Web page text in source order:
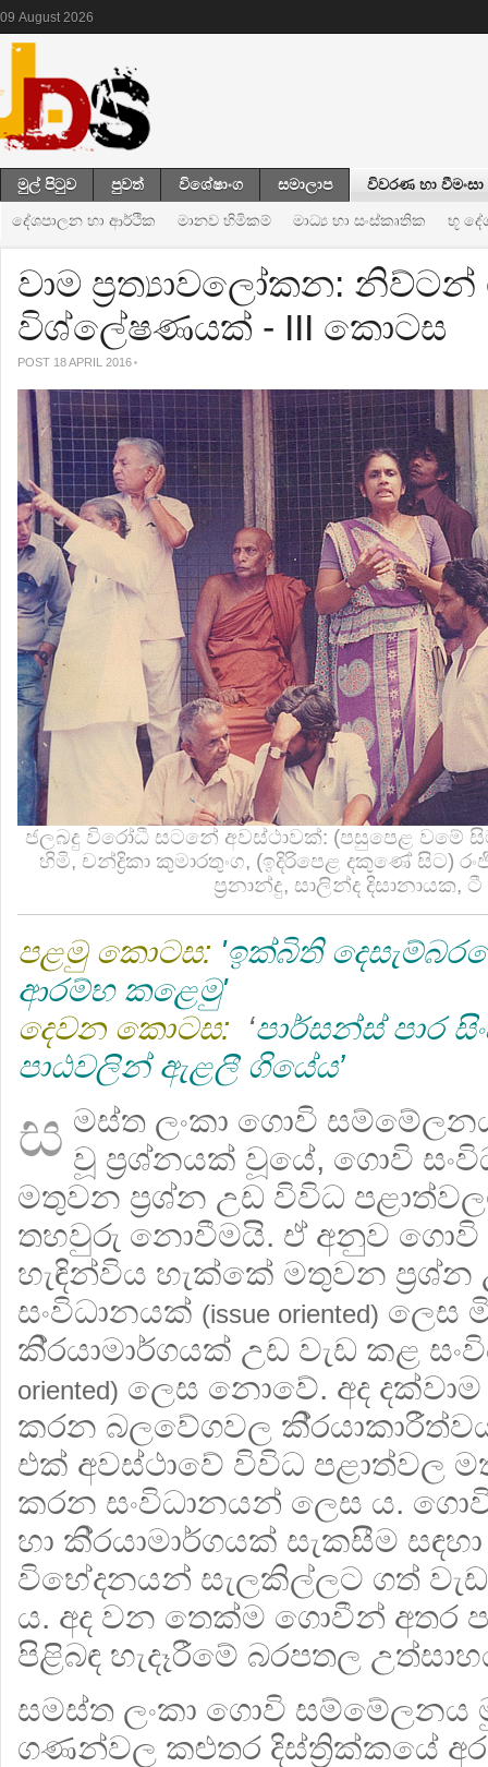
09 August 2026
මුල් පිටුව පුවත් විශේෂාංග සමාලාප විවරණ හා වීමංසා
දේශපාලන හා ආර්ථික මානව හිමිකම් මාධ්‍ය හා සංස්කෘතික භූ
වාම ප්‍රත‍්‍යාවලෝකන:
විශ්ලේෂණයක් - III කොටස
POST 18 APRIL 2016
ජලබදු විරෝධී සටනේ අවස්ථාවක්: (පසුපෙළ වමේ
හිමි, චන්ද්‍රිකා කුමාරතුංග, (ඉදිරිපෙළ දකුණේ සිට)
ප්‍ර‍නාන්දු, සාලින්ද දිසානායක,
පළමු කොටස: 'ඉක්බිති
ආරම්භ කළෙමු'
දෙවන කොටස:
‘පාර්සන්ස් පාර
පාඨවලින් ඇළලී ගියේය’
ස මස්ත ලංකා ගොවි
වූ ප‍්‍රශ්නයක් වූයේ, ගොවි
මතුවන ප‍්‍රශ්න උඩ විවිධ
තහවුරු නොවීමයි. ඒ අනුව ගොවි
හැඳින්විය හැක්කේ මතුවන ප‍්‍රශ්න
සංවිධානයක් (issue oriented) ලෙස
කි‍්‍රයාමාර්ගයක් උඩ වැඩ කළ
oriented) ලෙස නොවේ. අද
කරන බලවේගවල
එක් අවස්ථාවේ විවිධ පළාත්වල
කරන සංවිධානයන් ලෙස ය.
හා කි‍්‍රයාමාර්ගයක් සැකසීම
විභේදනයන් සැලකිල්ලට ගත්
ය. අද වන තෙක්ම ගොවීන් අතර
පිළිබඳ හැදෑරීමේ බරපතල
සමස්ත ලංකා ගොවි
ගණන්වල කළුතර දිස්ත්‍රික්කයේ